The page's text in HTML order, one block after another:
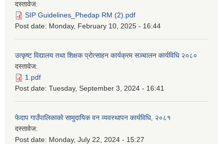
दस्तावेज:
SIP Guidelines_Phedap RM (2).pdf
Post date: Monday, February 10, 2025 - 16:44
उत्कृष्ट विद्यालय तथा शिक्षक प्रोत्साहन कार्यक्रम सञ्चालन कार्यविधि २०८०
दस्तावेज:
1.pdf
Post date: Tuesday, September 3, 2024 - 16:41
फेदाप गाउँपालिकाको सामुदायिक वन व्यवस्थापन कार्यविधि, २०८१
दस्तावेज:
Post date: Monday, July 22, 2024 - 15:27